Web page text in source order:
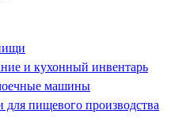
и кухонный инвентарь
машины
пищевого производства